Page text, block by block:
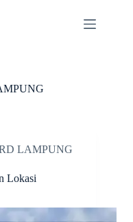
LAMPUNG
Lokasi